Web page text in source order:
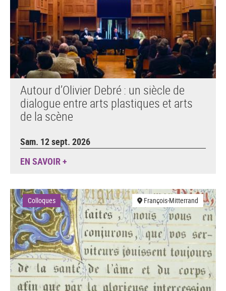
Autour d’Olivier Debré : un siècle de
dialogue entre arts plastiques et arts
de la scène
Sam. 12 sept. 2026
EN SAVOIR +
Colloques François-Mitterrand